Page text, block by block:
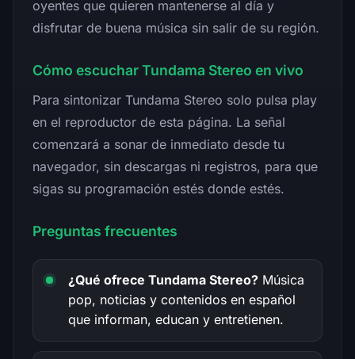
oyentes que quieren mantenerse al día y
disfrutar de buena música sin salir de su región.
Cómo escuchar Tundama Stereo en vivo
Para sintonizar Tundama Stereo solo pulsa play
en el reproductor de esta página. La señal
comenzará a sonar de inmediato desde tu
navegador, sin descargas ni registros, para que
sigas su programación estés donde estés.
Preguntas frecuentes
¿Qué ofrece Tundama Stereo? Música
pop, noticias y contenidos en español
que informan, educan y entretienen.